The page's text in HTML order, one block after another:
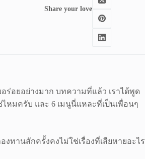
Share your love
ร่อยอย่างมาก บทความที่แล้ว เราได้พูด
หมครับ และ 6 เมนูนี่แหละที่เป็นเพื่อนๆ
ทานสักครั้งคงไม่ใช่เรื่องที่เสียหายอะไร